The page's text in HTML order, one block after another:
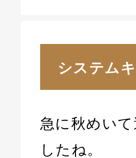
システム
急に秋めい
したね。